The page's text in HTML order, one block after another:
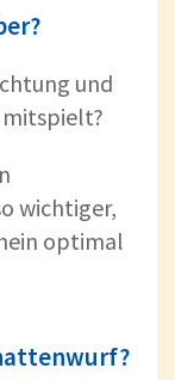
und
wichtiger,
optimal